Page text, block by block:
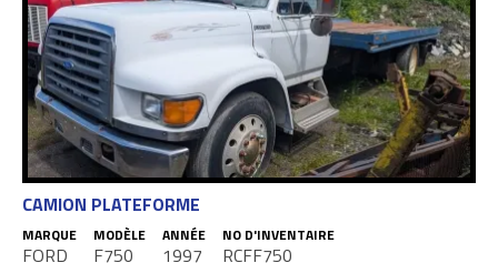
CAMION PLATEFORME
MARQUE
FORD
MODÈLE
F750
ANNÉE
1997
NO D'INVENTAIRE
RCFF750